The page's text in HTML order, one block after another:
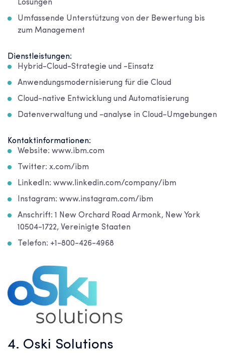
Lösungen
Umfassende Unterstützung von der Bewertung bis
zum Management
Dienstleistungen:
Hybrid-Cloud-Strategie und -Einsatz
Anwendungsmodernisierung für die Cloud
Cloud-native Entwicklung und Automatisierung
Datenverwaltung und -analyse in Cloud-Umgebungen
Kontaktinformationen:
Website: www.ibm.com
Twitter: x.com/ibm
LinkedIn: www.linkedin.com/company/ibm
Instagram: www.instagram.com/ibm
Anschrift: 1 New Orchard Road Armonk, New York
10504-1722, Vereinigte Staaten
Telefon: +1-800-426-4968
4. Oski Solutions